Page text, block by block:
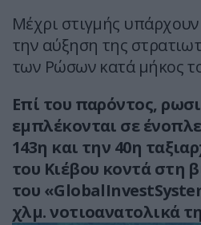
Μέχρι στιγμής
την αύξηση της
των Ρώσων κατά μήκος
Επί του παρόντος,
εμπλέκονται σε
143η και την 40η
του Κιέβου κοντά στη
του
χλμ. νοτιοανατολικά